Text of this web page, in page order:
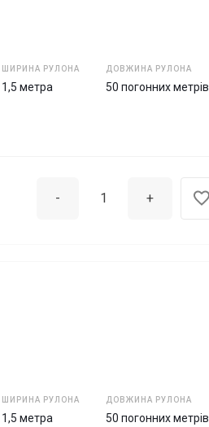
ШИРИНА РУЛОНА
1,5 метра
ДОВЖИНА РУЛОНА
50 погонних метрів
- +
ШИРИНА РУЛОНА
1,5 метра
ДОВЖИНА РУЛОНА
50 погонних метрів